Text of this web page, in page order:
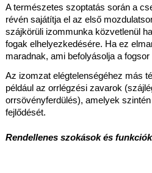
A természetes szoptatás során a
révén sajátítja el az első
szájkörüli izommunka közvetlenül
fogak elhelyezkedésére. Ha ez
maradnak, ami befolyásolja a
Az izomzat elégtelenségéhez más
például az orrlégzési zavarok
orrsövényferdülés), amelyek
fejlődését.
Rendellenes szokások és funkciók